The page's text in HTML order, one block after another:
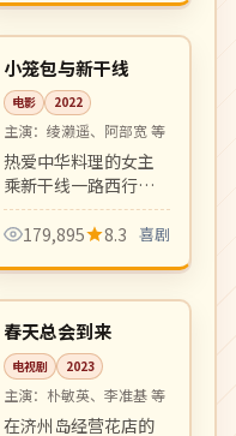
极高的青春爱情剧。
日本
热播 99:08
小笼包与新干线
电影 2022
主演： 绫濑遥、阿部宽 等
热爱中华料理的女主
乘新干线一路西行寻
找最好吃的小笼包，
沿途遇到形形色色的
食公路喜剧。
179,895 8.3 喜剧
韩国
高分 16:49
春天总会到来
电视剧 2023
主演： 朴敏英、李准基 等
在济州岛经营花店的